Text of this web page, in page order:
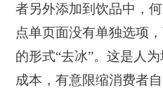
者另外添加到饮品中，
点单页面没有单独选项
的形式“去冰”。这是人
成本，有意限缩消费者